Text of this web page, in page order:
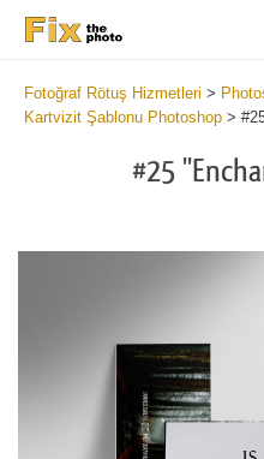
Fotoğraf Rötuş Hizmetleri >
Kartvizit Şablonu Photoshop >
#25